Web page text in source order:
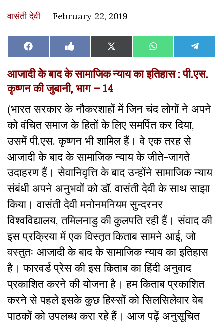
वासंती देवी February 22, 2019
Share
on
Facebook Share
on
Like
on
Facebook
Share
on
X
(Twitter)
Share
on
WhatsAppShare
on
आजादी के बाद के सामाजिक न्याय का इतिहास : पी.एस.
कृष्णन की जुबानी, भाग – 14
(भारत सरकार के नौकरशाहों में जिन चंद लोगों ने अपने
को वंचित समाज के हितों के लिए समर्पित कर दिया,
उसमें पी.एस. कृष्णन भी शामिल हैं। वे एक तरह से
आजादी के बाद के सामाजिक न्याय के जीते-जागते
उदाहरण हैं। सेवानिवृत्ति के बाद उन्होंने सामाजिक न्याय
संबंधी अपने अनुभवों को डॉ. वासंती देवी के साथ साझा
किया। वासंती देवी मनोनमनियम सुन्दरनर
विश्वविद्यालय, तमिलनाडु की कुलपति रही हैं। संवाद की
इस प्रक्रिया में एक विस्तृत किताब सामने आई, जो
वस्तुतः आजादी के बाद के सामाजिक न्याय का इतिहास
है। फारवर्ड प्रेस की इस किताब का हिंदी अनुवाद
प्रकाशित करने की योजना है। हम किताब प्रकाशित
करने से पहले इसके कुछ हिस्सों को सिलसिलेवार वेब
पाठकों को उपलब्ध करा रहे हैं। आज पढ़ें अनुसूचित